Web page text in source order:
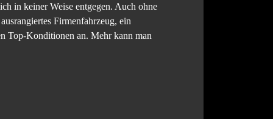
in keiner Weise entgegen. Auch ohne
Firmenfahrzeug, ein
Top-Konditionen an. Mehr kann man